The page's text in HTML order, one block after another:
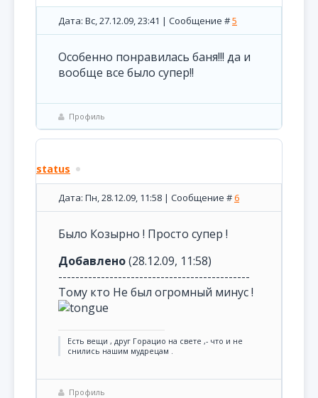
Дата: Вс, 27.12.09, 23:41 | Сообщение #5
Особенно понравилась баня!!! да и
вообще все было супер!!
Профиль
status
Дата: Пн, 28.12.09, 11:58 | Сообщение #6
Было Козырно ! Просто супер !
Добавлено(28.12.09, 11:58)
---------------------------------------------
Тому кто Не был огромный минус !
Есть вещи , друг Горацио на свете ,- что и не
снились нашим мудрецам .
Профиль